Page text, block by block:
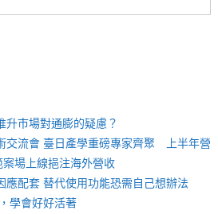
升市場對通膨的疑慮？
交流會 臺日產學重磅專家齊聚 上半年營
場上線挹注海外營收
應配套 替代使用功能恐需自己想辦法
學會好好活著